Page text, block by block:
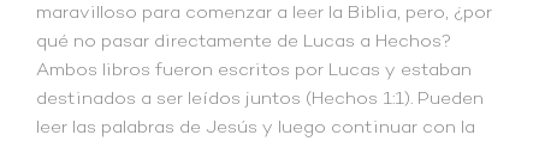
maravilloso para comenzar a leer la Biblia, pero, ¿por
qué no pasar directamente de Lucas a Hechos?
Ambos libros fueron escritos por Lucas y estaban
destinados a ser leídos juntos (Hechos 1:1). Pueden
leer las palabras de Jesús y luego continuar con la